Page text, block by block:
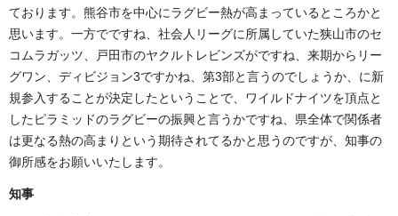
ております。熊谷市を中心にラグビー熱が高まっているところかと
思います。一方でですね、社会人リーグに所属していた狭山市のセ
コムラガッツ、戸田市のヤクルトレビンズがですね、来期からリー
グワン、ディビジョン3ですかね、第3部と言うのでしょうか、に新
規参入することが決定したということで、ワイルドナイツを頂点と
したピラミッドのラグビーの振興と言うかですね、県全体で関係者
は更なる熱の高まりという期待されてるかと思うのですが、知事の
御所感をお願いいたします。
知事